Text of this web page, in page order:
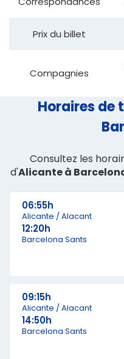
Prix du billet
Compagnies
Horaires de
Consultez les
d'Alicante à
06:55h
Alicante / Alacant
12:20h
Barcelona Sants
09:15h
Alicante / Alacant
14:50h
Barcelona Sants